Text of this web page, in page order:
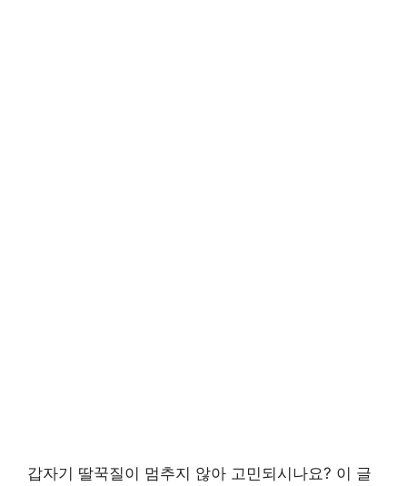
갑자기 딸꾹질이 멈추지 않아 고민되시나요? 이 글